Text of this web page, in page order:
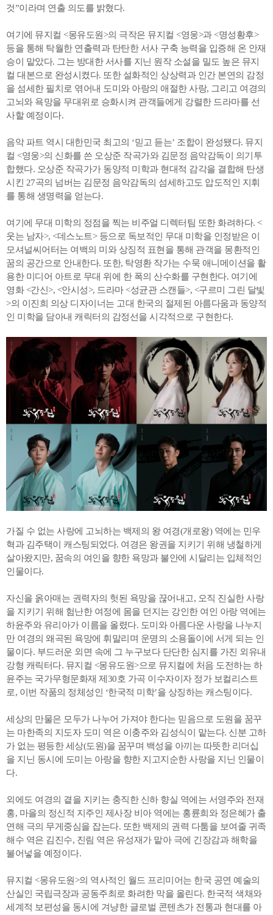
것”이라며 연출 의도를 밝혔다.
여기에 뮤지컬 <몽유도원>의 극작은 뮤지컬 <영웅>과 <명성황후>
등을 통해 탁월한 연출력과 탄탄한 서사 구축 능력을 입증해 온 안재
승이 맡았다. 그는 방대한 서사를 지닌 원작 소설을 밀도 높은 뮤지
컬 대본으로 완성시켰다. 또한 설화적인 상상력과 인간 본연의 감정
을 섬세한 필치로 엮어내 도미와 아랑의 애절한 사랑, 그리고 여경의
고뇌와 욕망을 무대위로 승화시켜 관객들에게 강렬한 드라마를 선
사할 예정이다.
음악 파트 역시 대한민국 최고의 ‘믿고 듣는’ 조합이 완성됐다. 뮤지
컬 <영웅>의 신화를 쓴 오상준 작곡가와 김문정 음악감독이 의기투
합했다. 오상준 작곡가가 동양적 미학과 현대적 감각을 결합해 탄생
시킨 27곡의 넘버는 김문정 음악감독의 섬세하고도 압도적인 지휘
를 통해 생명력을 얻는다.
여기에 무대 미학의 정점을 찍는 비주얼 디렉터팀 또한 화려하다. <
웃는 남자>, <데스노트> 등으로 독보적인 무대 미학을 인정받은 이
모셔널씨어터는 여백의 미와 상징적 표현을 통해 관객을 몽환적인
꿈의 공간으로 안내한다. 또한, 탁영환 작가는 수묵 애니메이션을 활
용한 미디어 아트로 무대 위에 한 폭의 산수화를 구현한다. 여기에
영화 <간신>, <안시성>, 드라마 <성균관 스캔들>, <구르미 그린 달빛
>의 이진희 의상 디자이너는 고대 한국의 절제된 아름다움과 동양적
인 미학을 담아내 캐릭터의 감정선을 시각적으로 구현한다.
가질 수 없는 사랑에 고뇌하는 백제의 왕 여경(개로왕) 역에는 민우
혁과 김주택이 캐스팅되었다. 여경은 왕권을 지키기 위해 냉철하게
살아왔지만, 꿈속의 여인을 향한 욕망과 불안에 시달리는 입체적인
인물이다.
자신을 옭아매는 권력자의 헛된 욕망을 끊어내고, 오직 진실한 사랑
을 지키기 위해 험난한 여정에 몸을 던지는 강인한 여인 아랑 역에는
하윤주와 유리아가 이름을 올렸다. 도미와 아름다운 사랑을 나누지
만 여경의 왜곡된 욕망에 휘말리며 운명의 소용돌이에 서게 되는 인
물이다. 부드러운 외면 속에 그 누구보다 단단한 심지를 가진 외유내
강형 캐릭터다. 뮤지컬 <몽유도원>으로 뮤지컬에 처음 도전하는 하
윤주는 국가무형문화재 제30호 가곡 이수자이자 정가 보컬리스트
로, 이번 작품의 정체성인 ‘한국적 미학’을 상징하는 캐스팅이다.
세상의 만물은 모두가 나누어 가져야 한다는 믿음으로 도원을 꿈꾸
는 마한족의 지도자 도미 역은 이충주와 김성식이 맡는다. 신분 고하
가 없는 평등한 세상(도원)을 꿈꾸며 백성을 아끼는 따뜻한 리더십
을 지닌 동시에 도미는 아랑을 향한 지고지순한 사랑을 지닌 인물이
다.
외에도 여경의 곁을 지키는 충직한 신하 향실 역에는 서영주와 전재
홍, 마을의 정신적 지주인 제사장 비아 역에는 홍륜희와 정은혜가 출
연해 극의 무게중심을 잡는다. 또한 백제의 권력 다툼을 보여줄 귀족
해수 역은 김진수, 진림 역은 유성재가 맡아 극에 긴장감과 해학을
불어넣을 예정이다.
뮤지컬 <몽유도원>의 역사적인 월드 프리미어는 한국 공연 예술의
산실인 국립극장과 공동주최로 화려한 막을 올린다. 한국적 색채와
세계적 보편성을 동시에 겨냥한 글로벌 콘텐츠가 전통과 현대를 아